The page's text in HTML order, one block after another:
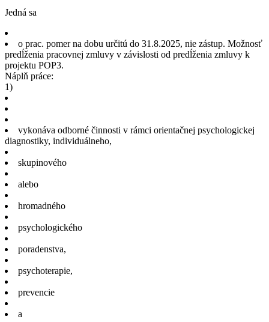
Jedná sa
o prac. pomer na dobu určitú do 31.8.2025, nie zástup. Možnosť
predĺženia pracovnej zmluvy v závislosti od predĺženia zmluvy k
projektu POP3.
Náplň práce:
1)
vykonáva odborné činnosti v rámci orientačnej psychologickej
diagnostiky, individuálneho,
skupinového
alebo
hromadného
psychologického
poradenstva,
psychoterapie,
prevencie
a